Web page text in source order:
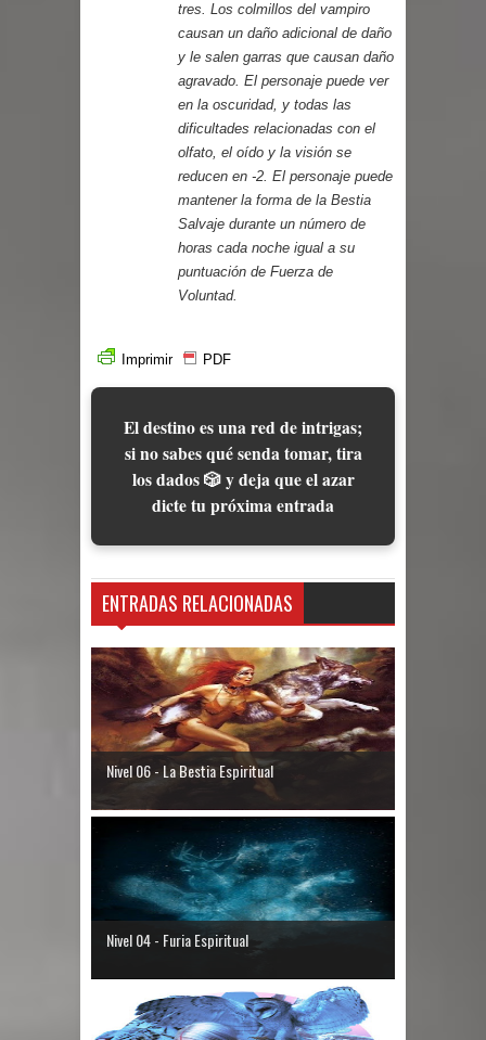
tres. Los colmillos del vampiro
causan un daño adicional de daño
y le salen garras que causan daño
agravado. El personaje puede ver
en la oscuridad, y todas las
dificultades relacionadas con el
olfato, el oído y la visión se
reducen en -2. El personaje puede
mantener la forma de la Bestia
Salvaje durante un número de
horas cada noche igual a su
puntuación de Fuerza de
Voluntad.
Imprimir PDF
El destino es una red de intrigas;
si no sabes qué senda tomar, tira
los dados 🎲 y deja que el azar
dicte tu próxima entrada
ENTRADAS RELACIONADAS
Nivel 06 - La Bestia Espiritual
Nivel 04 - Furia Espiritual